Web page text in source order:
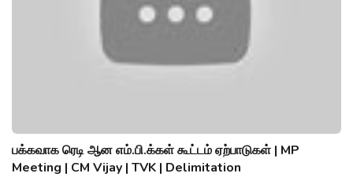
பக்கவாக ரெடி ஆன எம்.பி.க்கள் கூட்டம் ஏற்பாடுகள் | MP
Meeting | CM Vijay | TVK | Delimitation